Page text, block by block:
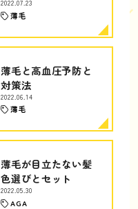
2022.07.23
薄毛
薄毛と高血圧予防と
対策法
2022.06.14
薄毛
薄毛が目立たない髪
色選びとセット
2022.05.30
AGA